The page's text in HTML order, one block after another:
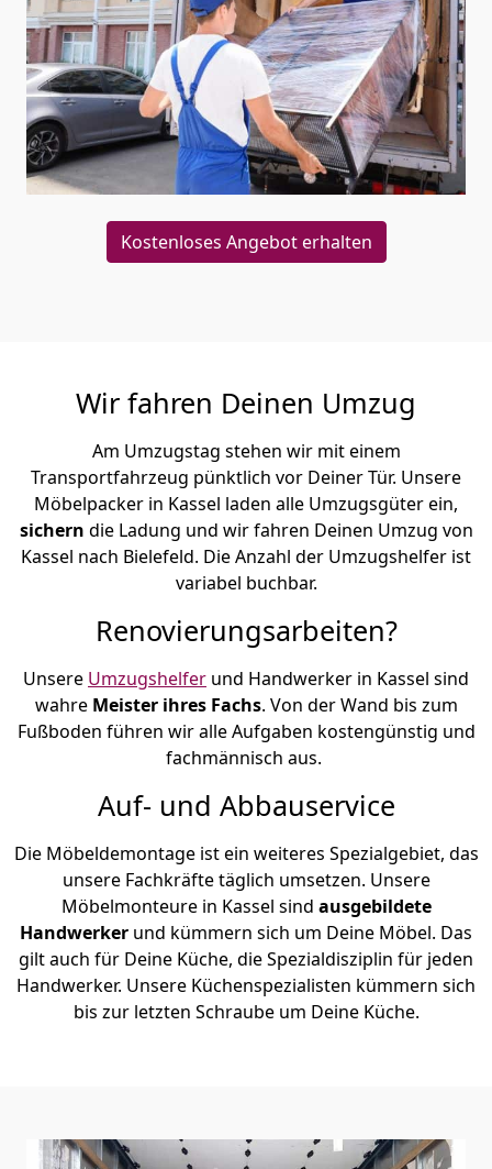
Kostenloses Angebot erhalten
Wir fahren Deinen Umzug
Am Umzugstag stehen wir mit einem
Transportfahrzeug pünktlich vor Deiner Tür. Unsere
Möbelpacker in Kassel laden alle Umzugsgüter ein,
sichern die Ladung und wir fahren Deinen Umzug von
Kassel nach Bielefeld. Die Anzahl der Umzugshelfer ist
variabel buchbar.
Renovierungsarbeiten?
Unsere Umzugshelfer und Handwerker in Kassel sind
wahre Meister ihres Fachs. Von der Wand bis zum
Fußboden führen wir alle Aufgaben kostengünstig und
fachmännisch aus.
Auf- und Abbauservice
Die Möbeldemontage ist ein weiteres Spezialgebiet, das
unsere Fachkräfte täglich umsetzen. Unsere
Möbelmonteure in Kassel sind ausgebildete
Handwerker und kümmern sich um Deine Möbel. Das
gilt auch für Deine Küche, die Spezialdisziplin für jeden
Handwerker. Unsere Küchenspezialisten kümmern sich
bis zur letzten Schraube um Deine Küche.